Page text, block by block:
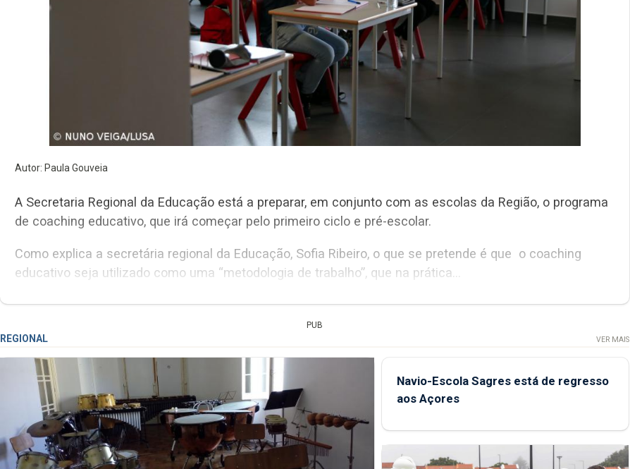
Autor: Paula Gouveia
A Secretaria Regional da Educação está a preparar, em conjunto com as escolas da Região, o programa
de coaching educativo, que irá começar pelo primeiro ciclo e pré-escolar.
Como explica a secretária regional da Educação, Sofia Ribeiro, o que se pretende é que o coaching
educativo seja utilizado como uma “metodologia de trabalho”, que na prática...
PUB
REGIONAL VER MAIS
Navio-Escola Sagres está de regresso
aos Açores